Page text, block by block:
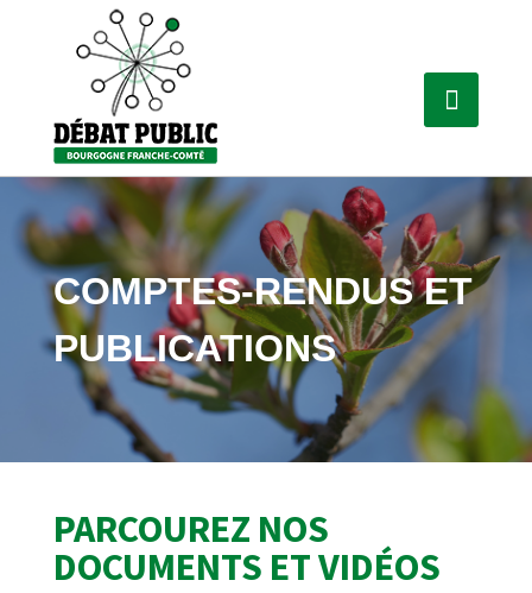
COMPTES-RENDUS ET
PUBLICATIONS
PARCOUREZ NOS
DOCUMENTS ET VIDÉOS